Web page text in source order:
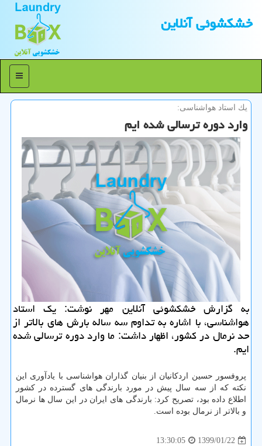
خشكشوئی آنلاین
منو
یك استاد هواشناسی:
وارد دوره ترسالی شده ایم
به گزارش خشكشوئی آنلاین مهر نوشت: یك استاد
هواشناسی، با اشاره به تداوم سه ساله بارش های بالاتر از
حد نرمال در كشور، اظهار داشت: ما وارد دوره ترسالی شده
ایم.
پروفسور حسین اردكانیان از بنیان گذاران هواشناسی با یادآوری این
نكته كه از سه سال پیش در مورد بارندگی های گسترده در كشور
اطلاع داده بود، تصریح كرد: بارندگی های ایران در این سال ها نرمال
و بالاتر از نرمال بوده است.
1399/01/22
13:30:05